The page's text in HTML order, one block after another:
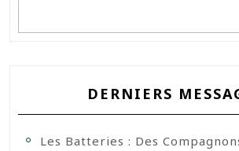
DERNIERS
Les Batteries : Des